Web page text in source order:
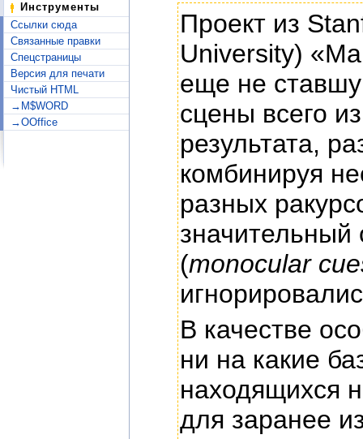
Инструменты
Ссылки сюда
Связанные правки
Спецстраницы
Версия для печати
Чистый HTML
→M$WORD
→OOffice
Проект из
University)
еще не
сцены всего
результата,
комбинируя
разных
(monocular
В качестве
ни на какие
находящихся
для заранее